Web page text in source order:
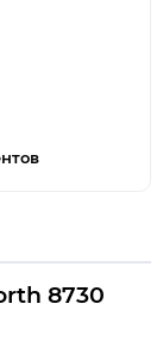
8730